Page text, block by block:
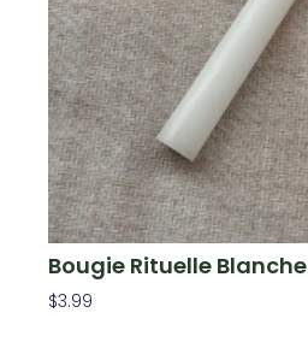
Bougie Rituelle Blanche
$3.99